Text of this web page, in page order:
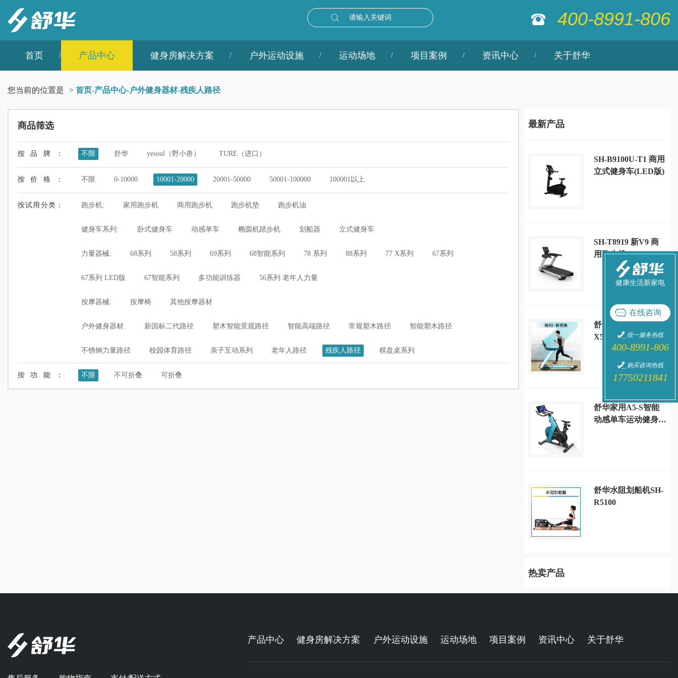
400-8991-806
请输入关键词
首页 产品中心 健身房解决方案 户外运动设施 运动场地 项目案例 资讯中心 关于舒华
您当前的位置是 > 首页-产品中心-户外健身器材-残疾人路径
商品筛选
按品牌： 不限 舒华 yesoul（野小兽） TURE（进口）
按价格： 不限 0-10000 10001-20000 20001-50000 50001-100000 100001以上
按试用分类： 跑步机: 家用跑步机 商用跑步机 跑步机垫 跑步机油
健身车系列: 卧式健身车 动感单车 椭圆机踏步机 划船器 立式健身车
力量器械: 68系列 58系列 69系列 68智能系列 78 系列 88系列 77 X系列 67系列
67系列 LED版 67智能系列 多功能训练器 56系列 老年人力量
按摩器械: 按摩椅 其他按摩器材
户外健身器材: 新国标二代路径 塑木智能景观路径 智能高端路径 常规塑木路径 智能塑木路径
不锈钢力量路径 校园体育路径 亲子互动系列 老年人路径 残疾人路径 棋盘桌系列
按功能： 不限 不可折叠 可折叠
最新产品
SH-B9100U-T1 商用
立式健身车(LED版)
SH-T8919 新V9 商
用跑步机
舒华高端家用款室内
X5大型跑步机静音
减震多功能健身房
SH-T6500
舒华家用A5-S智能
动感单车运动健身器
舒华水阻划船机SH-
R5100
热卖产品
产品中心 健身房解决方案 户外运动设施 运动场地 项目案例 资讯中心 关于舒华
健康生活新家电
在线咨询
统一服务热线
400-8991-806
购买咨询热线
17750211841